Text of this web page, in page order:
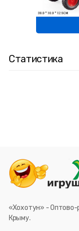
Статистика
«Хохотун» - Оптово-
Крыму.